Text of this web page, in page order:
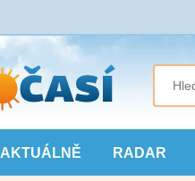
AKTUÁLNĚ RADAR